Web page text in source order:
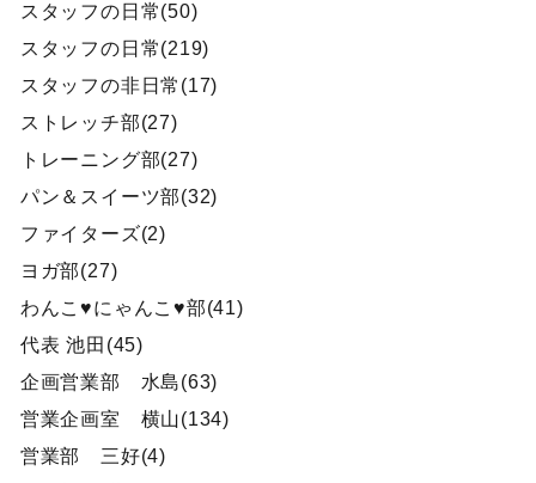
スタッフの日常(50)
スタッフの日常(219)
スタッフの非日常(17)
ストレッチ部(27)
トレーニング部(27)
パン＆スイーツ部(32)
ファイターズ(2)
ヨガ部(27)
わんこ♥にゃんこ♥部(41)
代表 池田(45)
企画営業部 水島(63)
営業企画室 横山(134)
営業部 三好(4)